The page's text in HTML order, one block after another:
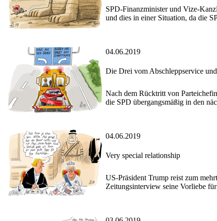
SPD-Finanzminister und Vize-
und dies in einer Situation, da die
04.06.2019
Die Drei vom Abschleppservice
Nach dem Rücktritt von
die SPD übergangsmäßig in den
04.06.2019
Very special relationship
US-Präsident Trump reist zum
Zeitungsinterview seine Vorliebe